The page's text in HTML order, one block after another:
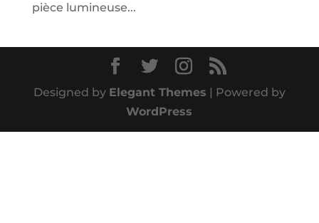
pièce lumineuse...
Designed by Elegant Themes | Powered by
WordPress